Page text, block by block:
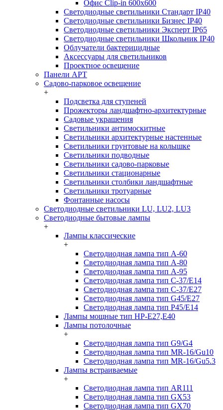
Офис Clip-in 600x600
Светодиодные светильники Стандарт IP40
Светодиодные светильники Бизнес IP40
Светодиодные светильники Эксперт IP65
Светодиодные светильники Школьник IP40
Облучатели бактерицидные
Аксессуары для светильников
Проектное освещение
Панели АРТ
Садово-парковое освещение
+
Подсветка для ступеней
Прожекторы ландшафтно-архитектурные
Садовые украшения
Светильники антимоскитные
Светильники архитектурные настенные
Светильники грунтовые на колышке
Светильники подводные
Светильники садово-парковые
Светильники стационарные
Светильники столбики ландшафтные
Светильники тротуарные
Фонтанные насосы
Светодиодные светильники LU, LU2, LU3
Светодиодные бытовые лампы
+
Лампы классические
+
Светодиодная лампа тип A-60
Светодиодная лампа тип A-80
Светодиодная лампа тип A-95
Светодиодная лампа тип C-37/Е14
Светодиодная лампа тип C-37/Е27
Светодиодная лампа тип G45/E27
Светодиодная лампа тип P45/E14
Лампы мощные тип HP-E27,E40
Лампы потолочные
+
Светодиодная лампа тип G9/G4
Светодиодная лампа тип MR-16/Gu10
Светодиодная лампа тип MR-16/Gu5.3
Лампы встраиваемые
+
Светодиодная лампа тип AR111
Светодиодная лампа тип GX53
Светодиодная лампа тип GX70